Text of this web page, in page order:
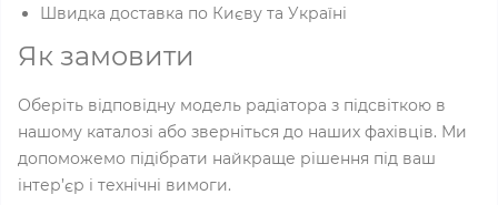
Швидка доставка по Києву та Україні
Як замовити
Оберіть відповідну модель радіатора з підсвіткою в
нашому каталозі або зверніться до наших фахівців. Ми
допоможемо підібрати найкраще рішення під ваш
інтер’єр і технічні вимоги.